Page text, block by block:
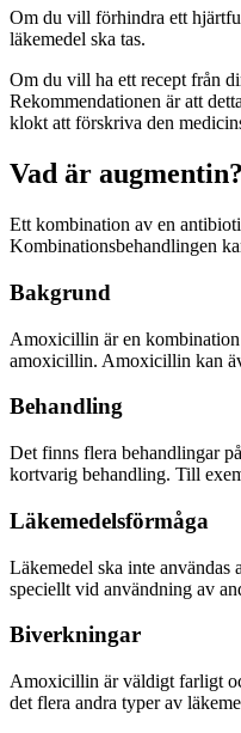
Om du vill förhindra ett
läkemedel ska tas.
Om du vill ha ett recept från
Rekommendationen är att
klokt att förskriva den
Vad är augmentin?
Ett kombination av en
Kombinationsbehandlingen
Bakgrund
Amoxicillin är en kombination
amoxicillin. Amoxicillin kan
Behandling
Det finns flera behandlingar
kortvarig behandling. Till
Läkemedelsförmåga
Läkemedel ska inte
speciellt vid användning av
Biverkningar
Amoxicillin är väldigt farligt
det flera andra typer av